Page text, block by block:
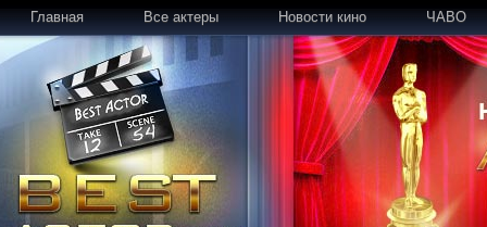
Главная Все актеры Новости кино ЧАВО